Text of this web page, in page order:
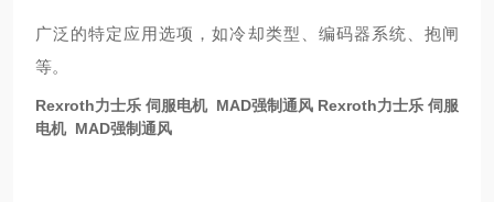
广泛的特定应用选项，如冷却类型、编码器系统、抱闸
等。
Rexroth力士乐 伺服电机 MAD强制通风 Rexroth力士乐 伺服
电机 MAD强制通风